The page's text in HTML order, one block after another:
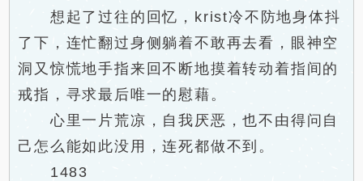
想起了过往的回忆，krist冷不防地身体抖
了下，连忙翻过身侧躺着不敢再去看，眼神空
洞又惊慌地手指来回不断地摸着转动着指间的
戒指，寻求最后唯一的慰藉。
心里一片荒凉，自我厌恶，也不由得问自
己怎么能如此没用，连死都做不到。
1483